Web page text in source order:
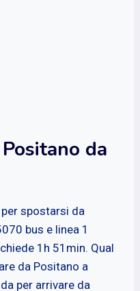
da
spostarsi da
bus e linea 1
1h 51min. Qual
da Positano a
per arrivare da